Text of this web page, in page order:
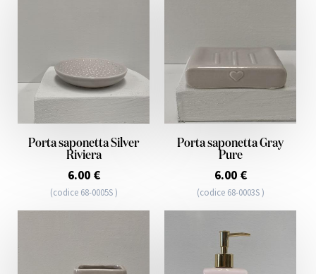
Porta saponetta Silver
Riviera
6.00 €
(codice 68-0005S )
Porta saponetta Gray
Pure
6.00 €
(codice 68-0003S )